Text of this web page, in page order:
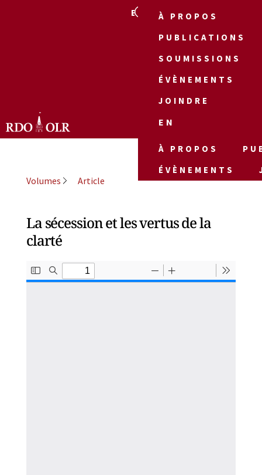
EN
À PROPOS
PUBLICATIONS
SOUMISSIONS
ÉVÈNEMENTS
JOINDRE
EN
À PROPOS
ÉVÈNEMENTS
Volumes Article
La sécession et les vertus de la
clarté